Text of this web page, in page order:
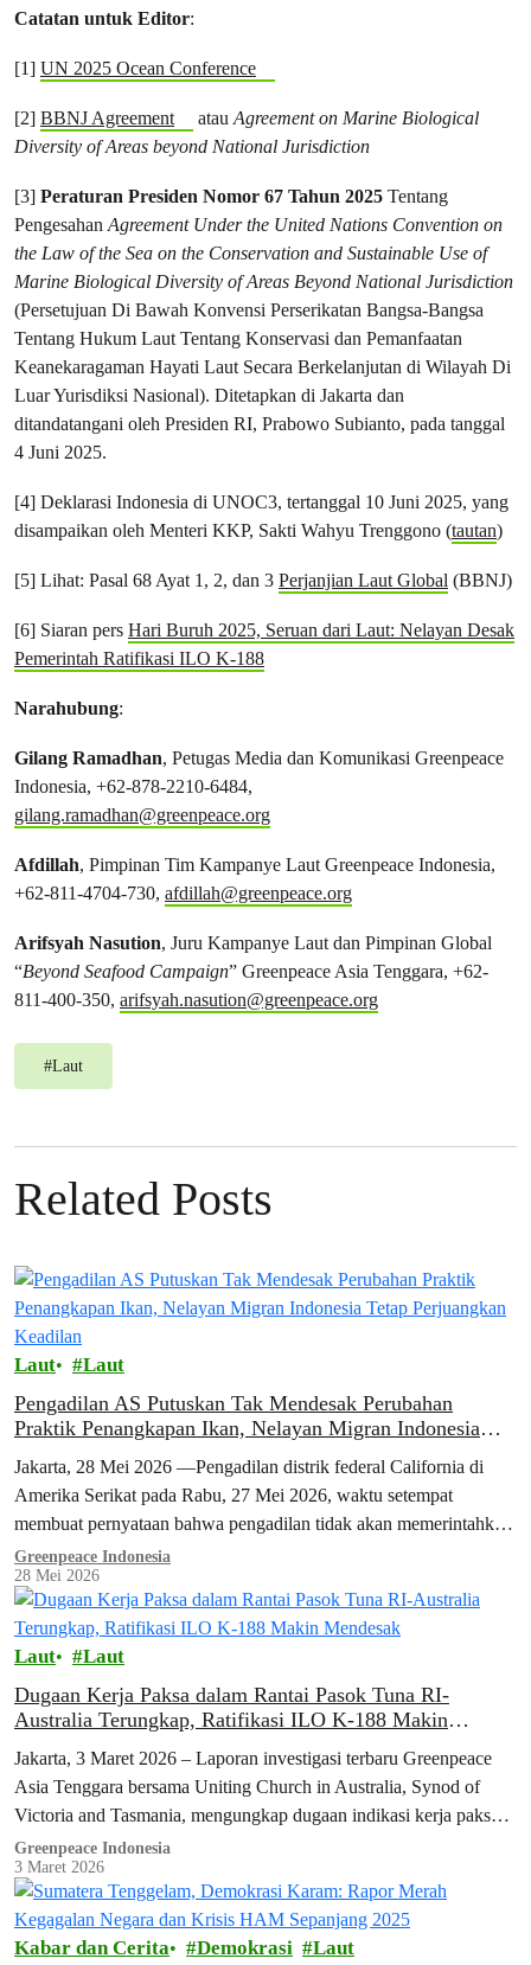
Catatan untuk Editor:
[1] UN 2025 Ocean Conference
[2] BBNJ Agreement atauAgreement on Marine Biological
Diversity of Areas beyond National Jurisdiction
[3] Peraturan Presiden Nomor 67 Tahun 2025 Tentang
PengesahanAgreement Under the United Nations Convention on
the Law of the Sea on the Conservation and Sustainable Use of
Marine Biological Diversity of Areas Beyond National Jurisdiction
(Persetujuan Di Bawah Konvensi Perserikatan Bangsa-Bangsa
Tentang Hukum Laut Tentang Konservasi dan Pemanfaatan
Keanekaragaman Hayati Laut Secara Berkelanjutan di Wilayah Di
Luar Yurisdiksi Nasional). Ditetapkan di Jakarta dan
ditandatangani oleh Presiden RI, Prabowo Subianto, pada tanggal
4 Juni 2025.
[4] Deklarasi Indonesia di UNOC3, tertanggal 10 Juni 2025, yang
disampaikan oleh Menteri KKP, Sakti Wahyu Trenggono (tautan)
[5] Lihat: Pasal 68 Ayat 1, 2, dan 3 Perjanjian Laut Global (BBNJ)
[6] Siaran pers Hari Buruh 2025, Seruan dari Laut: Nelayan Desak
Pemerintah Ratifikasi ILO K-188
Narahubung:
Gilang Ramadhan, Petugas Media dan Komunikasi Greenpeace
Indonesia, +62-878-2210-6484,
gilang.ramadhan@greenpeace.org
Afdillah, Pimpinan Tim Kampanye Laut Greenpeace Indonesia,
+62-811-4704-730, afdillah@greenpeace.org
Arifsyah Nasution, Juru Kampanye Laut dan Pimpinan Global
“Beyond Seafood Campaign” Greenpeace Asia Tenggara, +62-
811-400-350, arifsyah.nasution@greenpeace.org
#Laut
Related Posts
Laut Laut
Pengadilan AS Putuskan Tak Mendesak Perubahan
Praktik Penangkapan Ikan, Nelayan Migran Indonesia
Jakarta, 28 Mei 2026 —Pengadilan distrik federal California di
Amerika Serikat pada Rabu, 27 Mei 2026, waktu setempat
membuat pernyataan bahwa pengadilan tidak akan memerintahkan
Bumble Bee Foods untuk mengubah…
Greenpeace Indonesia
28 Mei 2026
Laut Laut
Dugaan Kerja Paksa dalam Rantai Pasok Tuna RI-
Australia Terungkap, Ratifikasi ILO K-188 Makin
Jakarta, 3 Maret 2026 – Laporan investigasi terbaru Greenpeace
Asia Tenggara bersama Uniting Church in Australia, Synod of
Victoria and Tasmania, mengungkap dugaan indikasi kerja paksa
yang dialami 25 awak…
Greenpeace Indonesia
3 Maret 2026
Kabar dan Cerita Demokrasi Laut